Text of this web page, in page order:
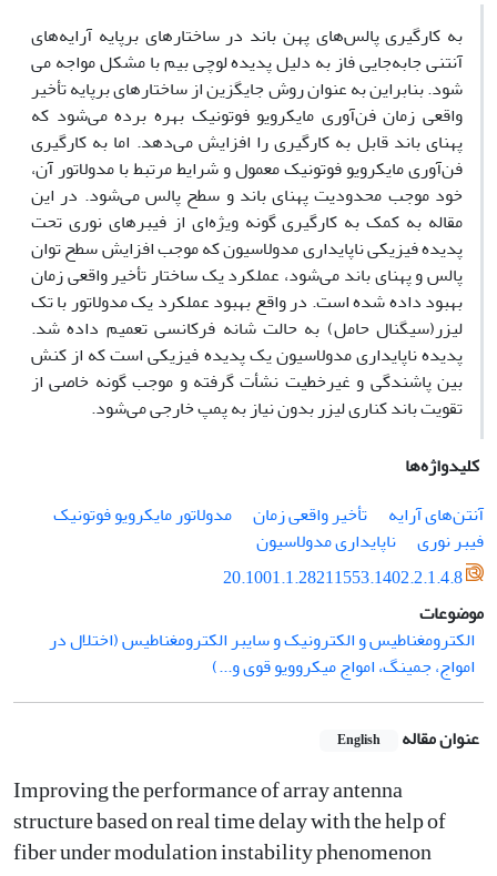
به کارگیری پالس‌های پهن باند در ساختارهای برپایه آرایه‌های
آنتنی جابه‌جایی فاز به دلیل پدیده لوچی بیم با مشکل مواجه می
شود. بنابراین به عنوان روش جایگزین از ساختارهای برپایه تأخیر
واقعی زمان فن‌آوری مایکرویو فوتونیک بهره برده می‌شود که
پهنای باند قابل به کارگیری را افزایش می‌دهد. اما به کارگیری
فن‌آوری مایکرویو فوتونیک معمول و شرایط مرتبط با مدولاتور آن،
خود موجب محدودیت پهنای باند و سطح پالس می‌شود. در این
مقاله به کمک به کارگیری گونه ویژه‌ای از فیبرهای نوری تحت
پدیده فیزیکی ناپایداری مدولاسیون که موجب افزایش سطح توان
پالس و پهنای باند می‌شود، عملکرد یک ساختار تأخیر واقعی زمان
بهبود داده شده است. در واقع بهبود عملکرد یک مدولاتور با تک
لیزر(سیگنال حامل) به حالت شانه فرکانسی تعمیم داده شد.
پدیده ناپایداری مدولاسیون یک پدیده فیزیکی است که از کنش
بین پاشندگی و غیرخطیت نشأت گرفته و موجب گونه خاصی از
تقویت باند کناری لیزر بدون نیاز به پمپ خارجی می‌شود.
کلیدواژه‌ها
آنتن‌های آرایه
تأخیر واقعی زمان
مدولاتور مایکرویو فوتونیک
فیبر نوری
ناپایداری مدولاسیون
20.1001.1.28211553.1402.2.1.4.8
موضوعات
الکترومغناطیس و الکترونیک و سایبر الکترومغناطیس (اختلال در
امواج، جمینگ، امواج میکروویو قوی و...)
عنوان مقاله English
Improving the performance of array antenna
structure based on real time delay with the help of
fiber under modulation instability phenomenon